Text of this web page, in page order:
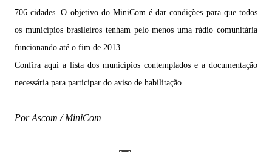
706 cidades. O objetivo do MiniCom é dar condições para que todos
os municípios brasileiros tenham pelo menos uma rádio comunitária
funcionando até o fim de 2013.
Confira aqui a lista dos municípios contemplados e a documentação
necessária para participar do aviso de habilitação.
Por Ascom /MiniCom